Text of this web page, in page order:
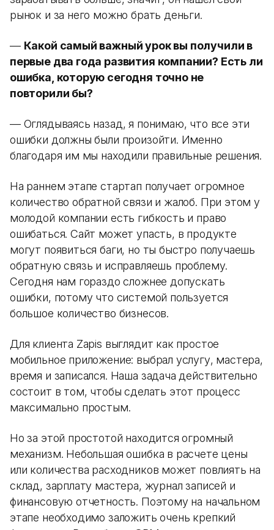
рынок и за него можно брать деньги.
— Какой самый важный урок вы получили в
первые два года развития компании? Есть ли
ошибка, которую сегодня точно не
повторили бы?
— Оглядываясь назад, я понимаю, что все эти
ошибки должны были произойти. Именно
благодаря им мы находили правильные решения.
На раннем этапе стартап получает огромное
количество обратной связи и жалоб. При этом у
молодой компании есть гибкость и право
ошибаться. Сайт может упасть, в продукте
могут появиться баги, но ты быстро получаешь
обратную связь и исправляешь проблему.
Сегодня нам гораздо сложнее допускать
ошибки, потому что системой пользуется
большое количество бизнесов.
Для клиента Zapis выглядит как простое
мобильное приложение: выбрал услугу, мастера,
время и записался. Наша задача действительно
состоит в том, чтобы сделать этот процесс
максимально простым.
Но за этой простотой находится огромный
механизм. Небольшая ошибка в расчете цены
или количества расходников может повлиять на
склад, зарплату мастера, журнал записей и
финансовую отчетность. Поэтому на начальном
этапе необходимо заложить очень крепкий